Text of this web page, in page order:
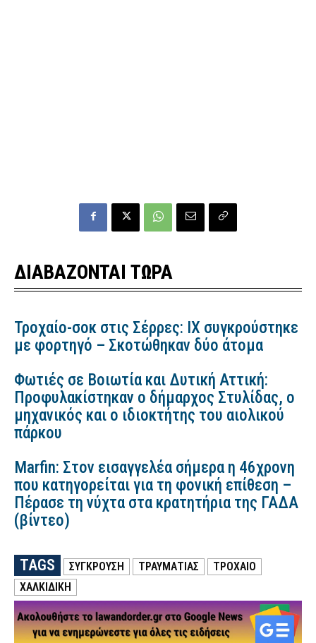
ΔΙΑΒΑΖΟΝΤΑΙ ΤΩΡΑ
Τροχαίο-σοκ στις Σέρρες: ΙΧ συγκρούστηκε
με φορτηγό – Σκοτώθηκαν δύο άτομα
Φωτιές σε Βοιωτία και Δυτική Αττική:
Προφυλακίστηκαν ο δήμαρχος Στυλίδας, ο
μηχανικός και ο ιδιοκτήτης του αιολικού
πάρκου
Marfin: Στον εισαγγελέα σήμερα η 46χρονη
που κατηγορείται για τη φονική επίθεση –
Πέρασε τη νύχτα στα κρατητήρια της ΓΑΔΑ
(βίντεο)
TAGS ΣΥΓΚΡΟΥΣΗ ΤΡΑΥΜΑΤΙΑΣ
ΤΡΟΧΑΙΟ
ΧΑΛΚΙΔΙΚΗ